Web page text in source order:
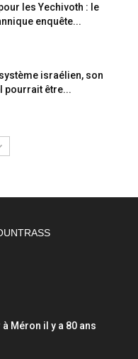
les Yechivoth : le
enquête...
israélien, son
pourrait être...
à Méron il y a 80 ans